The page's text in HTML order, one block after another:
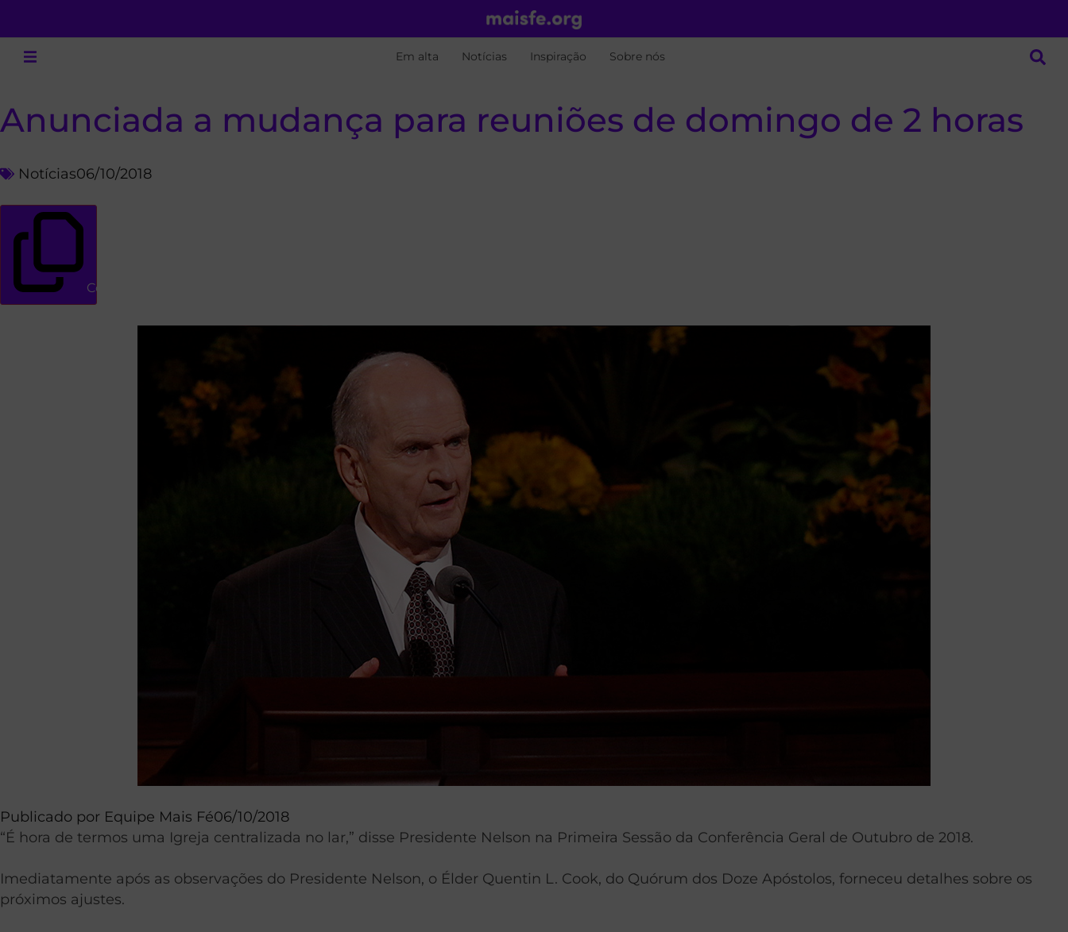
Em alta Notícias Inspiração Sobre nós
Anunciada a mudança para reuniões de domingo de 2 horas
Notícias06/10/2018
Copiar link
Publicado por Equipe Mais Fé06/10/2018
“É hora de termos uma Igreja centralizada no lar,” disse Presidente Nelson na Primeira Sessão da Conferência Geral de Outubro de 2018.
Imediatamente após as observações do Presidente Nelson, o Élder Quentin L. Cook, do Quórum dos Doze Apóstolos, forneceu detalhes sobre os
próximos ajustes.